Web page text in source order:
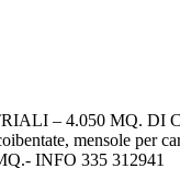
– 4.050 MQ. DI
mensole
INFO 335 312941